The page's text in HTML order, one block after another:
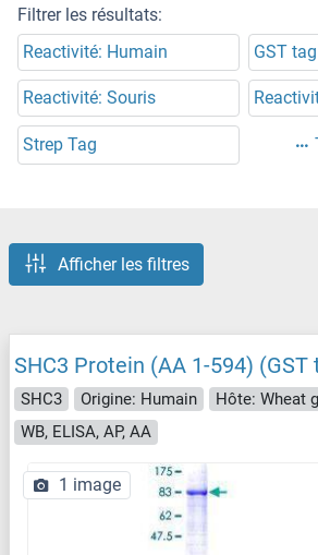
Filtrer les résultats:
Reactivité: Humain
GST tag
Reactivité: Souris
Strep Tag
Afficher les filtres
SHC3 Protein (AA 1-594) (GST
SHC3 Origine: Humain Hôte: Wheat
WB, ELISA, AP, AA
1 image